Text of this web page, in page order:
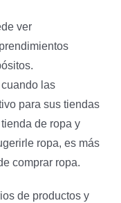
ver
las
para sus tiendas
de ropa y
ropa, es más
comprar ropa.
de productos y